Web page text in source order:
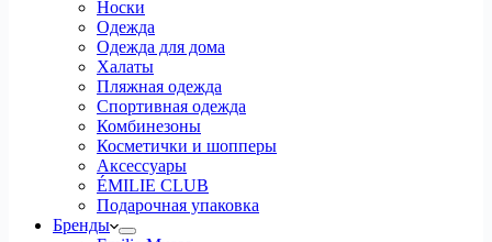
Носки
Одежда
Одежда для дома
Халаты
Пляжная одежда
Спортивная одежда
Комбинезоны
Косметички и шопперы
Аксессуары
ÉMILIE CLUB
Подарочная упаковка
Бренды